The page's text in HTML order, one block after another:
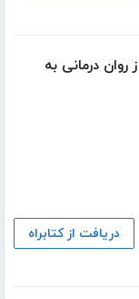
درمانی به
دریافت از کتابراه